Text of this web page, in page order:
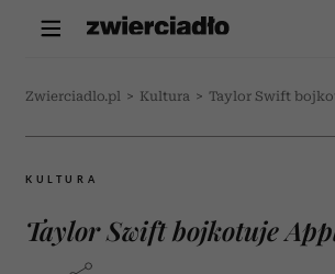
Zwierciadlo.pl > Kultura > Taylor Swift
KULTURA
Taylor Swift bojkotuje